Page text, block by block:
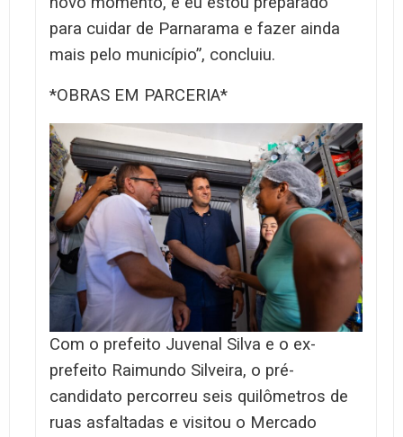
para cuidar de Parnarama e fazer ainda
mais pelo município”, concluiu.
*OBRAS EM PARCERIA*
Com o prefeito Juvenal Silva e o ex-
prefeito Raimundo Silveira, o pré-
candidato percorreu seis quilômetros de
ruas asfaltadas e visitou o Mercado